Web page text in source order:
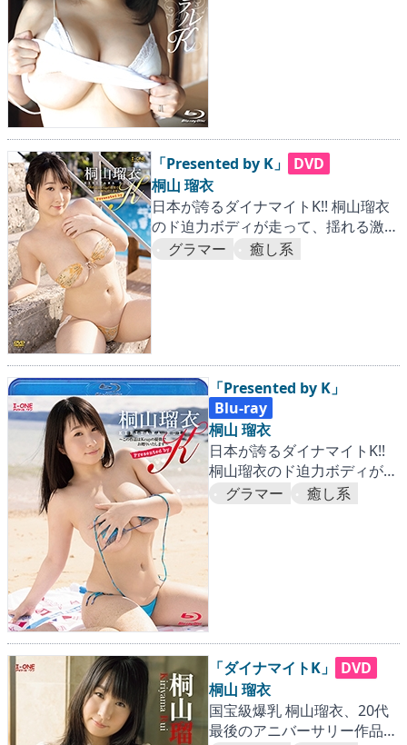
「Presented by K」
DVD
桐山 瑠衣
日本が誇るダイナマイトK!! 桐山瑠衣
のド迫力ボディが走って、揺れる激震
作！
グラマー 癒し系
「Presented by K」
Blu-ray
桐山 瑠衣
日本が誇るダイナマイトK!!
桐山瑠衣のド迫力ボディが走
って、揺れる激震作！
グラマー 癒し系
「ダイナマイトK」
DVD
桐山 瑠衣
国宝級爆乳 桐山瑠衣、20代
最後のアニバーサリー作品！